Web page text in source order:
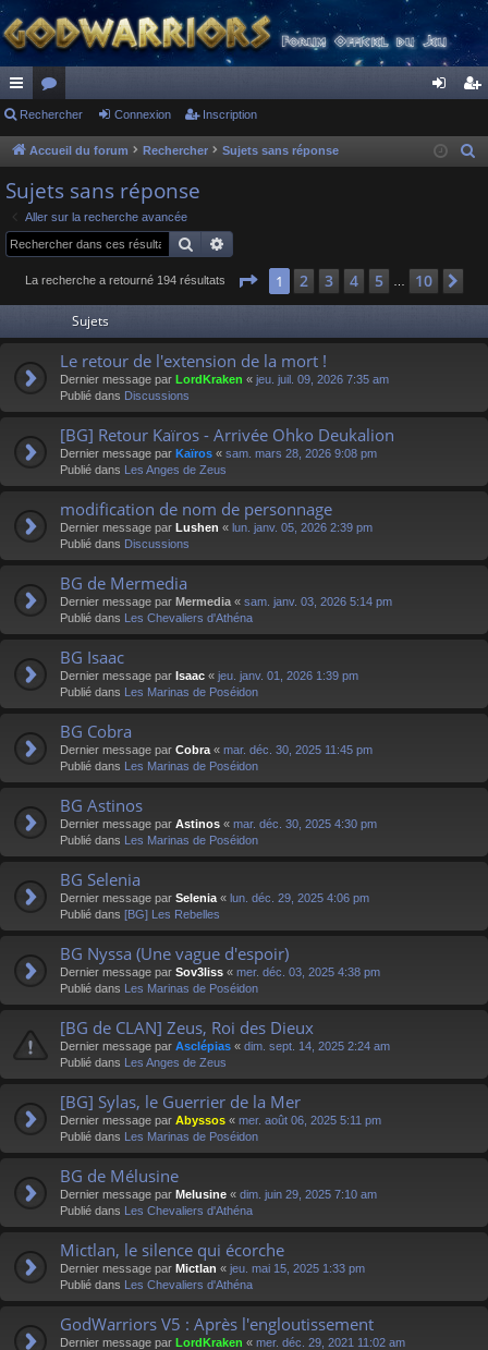
ac
co
ur
ci
s
or
u
s
ne cri
Rechercher Connexion Inscription
Accueil du forum Rechercher Sujets sans réponse
e
Sujets sans réponse
Aller sur la recherche avancée
Rechercher
La recherche a retourné 194 résultats Page 1sur 10
1 2 3 4 5 10
Sujets
Le retour de l'extension de la mort !
Dernier message par LordKraken « jeu. juil. 09, 2026 7:35 am
Publié dans Discussions
[BG] Retour Kaïros - Arrivée Ohko Deukalion
Dernier message par Kaïros « sam. mars 28, 2026 9:08 pm
Publié dans Les Anges de Zeus
modification de nom de personnage
Dernier message par Lushen « lun. janv. 05, 2026 2:39 pm
Publié dans Discussions
BG de Mermedia
Dernier message par Mermedia « sam. janv. 03, 2026 5:14 pm
Publié dans Les Chevaliers d'Athéna
BG Isaac
Dernier message par Isaac « jeu. janv. 01, 2026 1:39 pm
Publié dans Les Marinas de Poséidon
BG Cobra
Dernier message par Cobra « mar. déc. 30, 2025 11:45 pm
Publié dans Les Marinas de Poséidon
BG Astinos
Dernier message par Astinos « mar. déc. 30, 2025 4:30 pm
Publié dans Les Marinas de Poséidon
BG Selenia
Dernier message par Selenia « lun. déc. 29, 2025 4:06 pm
Publié dans [BG] Les Rebelles
BG Nyssa (Une vague d'espoir)
Dernier message par Sov3liss « mer. déc. 03, 2025 4:38 pm
Publié dans Les Marinas de Poséidon
[BG de CLAN] Zeus, Roi des Dieux
Dernier message par Asclépias « dim. sept. 14, 2025 2:24 am
Publié dans Les Anges de Zeus
[BG] Sylas, le Guerrier de la Mer
Dernier message par Abyssos « mer. août 06, 2025 5:11 pm
Publié dans Les Marinas de Poséidon
BG de Mélusine
Dernier message par Melusine « dim. juin 29, 2025 7:10 am
Publié dans Les Chevaliers d'Athéna
Mictlan, le silence qui écorche
Dernier message par Mictlan « jeu. mai 15, 2025 1:33 pm
Publié dans Les Chevaliers d'Athéna
GodWarriors V5 : Après l'engloutissement
Dernier message par LordKraken « mer. déc. 29, 2021 11:02 am